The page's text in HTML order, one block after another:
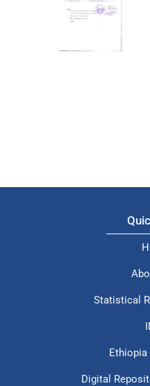
Statistical
Ethiopia
Digital